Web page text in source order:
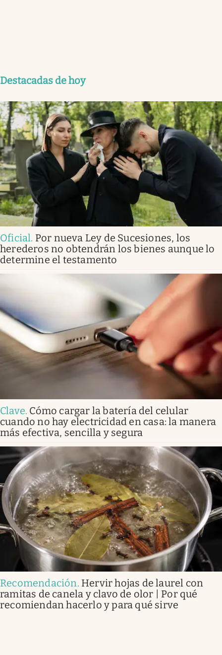
Destacadas de hoy
Oficial. Por nueva Ley de Sucesiones, los
herederos no obtendrán los bienes aunque lo
determine el testamento
Clave. Cómo cargar la batería del celular
cuando no hay electricidad en casa: la manera
más efectiva, sencilla y segura
Recomendación. Hervir hojas de laurel con
ramitas de canela y clavo de olor | Por qué
recomiendan hacerlo y para qué sirve